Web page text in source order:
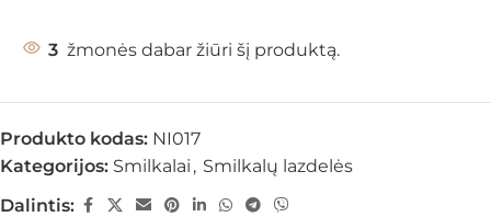
3 žmonės dabar žiūri šį produktą.
Produkto kodas: NI017
Kategorijos: Smilkalai , Smilkalų lazdelės
Dalintis: